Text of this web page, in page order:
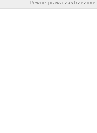
Pewne prawa zastrzeżone